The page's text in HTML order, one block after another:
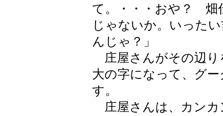
て。・・・おや？ 畑
じゃないか。いった
んじゃ？」
庄屋さんがその辺り
大の字になって、グ
す。
庄屋さんは、カンカ